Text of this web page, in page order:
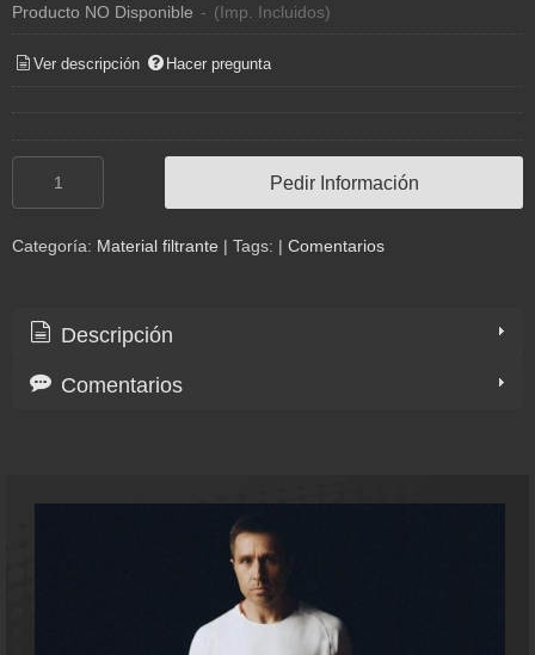
Producto NO Disponible - (Imp. Incluidos)
Ver descripción Hacer pregunta
Pedir Información
Categoría: Material filtrante | Tags: | Comentarios
Descripción
Comentarios